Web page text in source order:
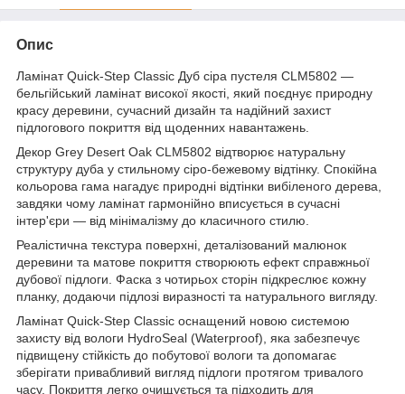
Опис
Ламінат Quick-Step Classic Дуб сіра пустеля CLM5802 —
бельгійський ламінат високої якості, який поєднує природну
красу деревини, сучасний дизайн та надійний захист
підлогового покриття від щоденних навантажень.
Декор Grey Desert Oak CLM5802 відтворює натуральну
структуру дуба у стильному сіро-бежевому відтінку. Спокійна
кольорова гама нагадує природні відтінки вибіленого дерева,
завдяки чому ламінат гармонійно вписується в сучасні
інтер'єри — від мінімалізму до класичного стилю.
Реалістична текстура поверхні, деталізований малюнок
деревини та матове покриття створюють ефект справжньої
дубової підлоги. Фаска з чотирьох сторін підкреслює кожну
планку, додаючи підлозі виразності та натурального вигляду.
Ламінат Quick-Step Classic оснащений новою системою
захисту від вологи HydroSeal (Waterproof), яка забезпечує
підвищену стійкість до побутової вологи та допомагає
зберігати привабливий вигляд підлоги протягом тривалого
часу. Покриття легко очищується та підходить для